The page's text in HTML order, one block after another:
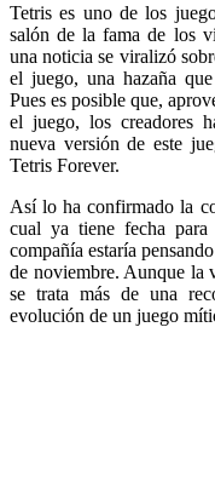
Tetris es uno de los
salón de la fama de los
una noticia se viralizó
el juego, una hazaña
Pues es posible que,
el juego, los creadores
nueva versión de este
Tetris Forever.
Así lo ha confirmado la
cual ya tiene fecha
compañía estaría
de noviembre. Aunque la
se trata más de una
evolución de un juego